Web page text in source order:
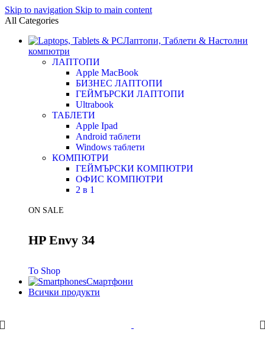
Skip to navigation Skip to main content
All Categories
Лаптопи, Таблети & Настолни
компютри
ЛАПТОПИ
Apple MacBook
БИЗНЕС ЛАПТОПИ
ГЕЙМЪРСКИ ЛАПТОПИ
Ultrabook
ТАБЛЕТИ
Apple Ipad
Android таблети
Windows таблети
КОМПЮТРИ
ГЕЙМЪРСКИ КОМПЮТРИ
ОФИС КОМПЮТРИ
2 в 1
ON SALE
HP Envy 34
To Shop
Смартфони
Всички продукти